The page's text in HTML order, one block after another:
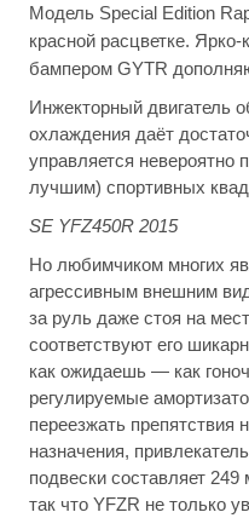
Модель Special Edition
красной расцветке.
бампером GYTR
Инжекторный двигатель
охлаждения даёт
управляется невероятно
лучшим) спортивных
SE YFZ450R 2015
Но любимчиком многих
агрессивным внешним
за руль даже стоя на
соответствуют его
как ожидаешь — как
регулируемые
переезжать препятствия
назначения,
подвески составляет
так что YFZR не только